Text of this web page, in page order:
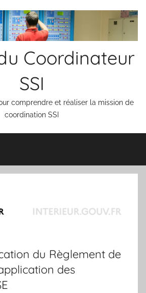
Coordinateur
SSI
comprendre et réaliser la mission de
coordination SSI
du Règlement de
des